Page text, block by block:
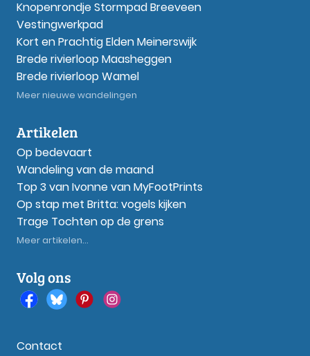
Knopenrondje Stormpad Breeveen
Vestingwerkpad
Kort en Prachtig Elden Meinerswijk
Brede rivierloop Maasheggen
Brede rivierloop Wamel
Meer nieuwe wandelingen
Artikelen
Op bedevaart
Wandeling van de maand
Top 3 van Ivonne van MyFootPrints
Op stap met Britta: vogels kijken
Trage Tochten op de grens
Meer artikelen...
Volg ons
Contact